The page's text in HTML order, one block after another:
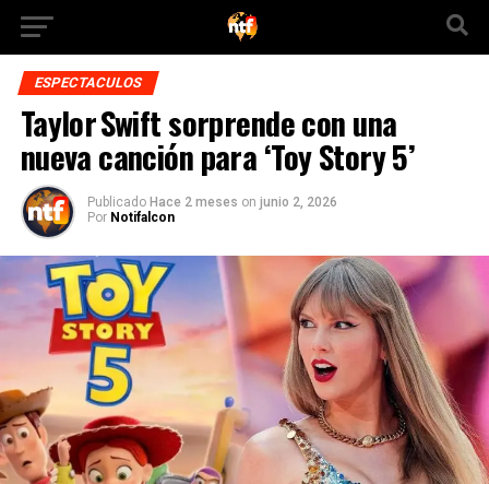
ESPECTACULOS
Taylor Swift sorprende con una
nueva canción para ‘Toy Story 5’
Publicado Hace 2 meses on junio 2, 2026
Por Notifalcon